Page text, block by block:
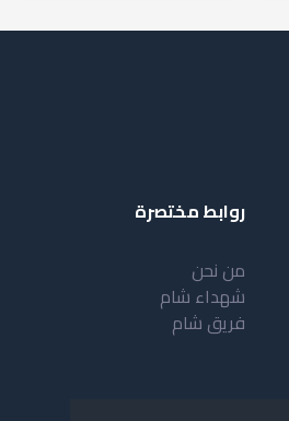
روابط مختصرة
من نحن
شهداء شام
فريق شام